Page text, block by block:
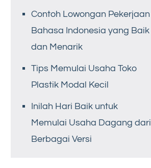
Contoh Lowongan Pekerjaan
Bahasa Indonesia yang Baik
dan Menarik
Tips Memulai Usaha Toko
Plastik Modal Kecil
Inilah Hari Baik untuk
Memulai Usaha Dagang dari
Berbagai Versi